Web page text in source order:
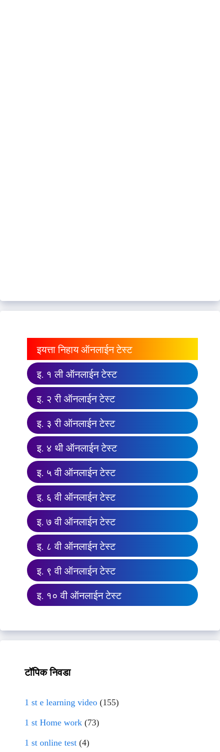
इयत्ता निहाय ऑनलाईन टेस्ट
इ. १ ली ऑनलाईन टेस्ट
इ. २ री ऑनलाईन टेस्ट
इ. ३ री ऑनलाईन टेस्ट
इ. ४ थी ऑनलाईन टेस्ट
इ. ५ वी ऑनलाईन टेस्ट
इ. ६ वी ऑनलाईन टेस्ट
इ. ७ वी ऑनलाईन टेस्ट
इ. ८ वी ऑनलाईन टेस्ट
इ. ९ वी ऑनलाईन टेस्ट
इ. १० वी ऑनलाईन टेस्ट
टॉपिक निवडा
1 st e learning video (155)
1 st Home work (73)
1 st online test (4)